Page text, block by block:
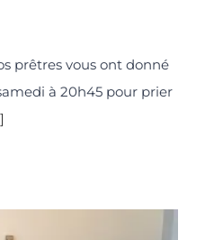
prêtres vous ont donné
à 20h45 pour prier